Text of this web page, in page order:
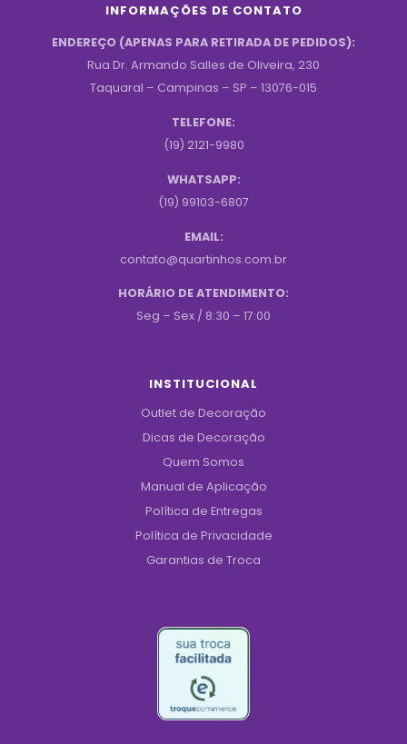
INFORMAÇÕES DE CONTATO
ENDEREÇO (APENAS PARA RETIRADA DE PEDIDOS):
Rua Dr. Armando Salles de Oliveira, 230
Taquaral – Campinas – SP – 13076-015
TELEFONE:
(19) 2121-9980
WHATSAPP:
(19) 99103-6807
EMAIL:
contato@quartinhos.com.br
HORÁRIO DE ATENDIMENTO:
Seg – Sex / 8:30 – 17:00
INSTITUCIONAL
Outlet de Decoração
Dicas de Decoração
Quem Somos
Manual de Aplicação
Política de Entregas
Política de Privacidade
Garantias de Troca